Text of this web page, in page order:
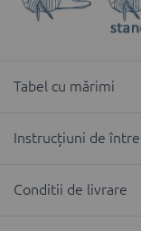
Tabel cu mărimi
Instrucțiuni de
Conditii de livrare